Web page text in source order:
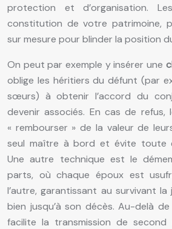
protection et d’organisation.
constitution de votre patrimoine,
sur mesure pour blinder la position
On peut par exemple y insérer une
oblige les héritiers du défunt (par
sœurs) à obtenir l’accord du
devenir associés. En cas de refus,
« rembourser » de la valeur de
seul maître à bord et évite toute
Une autre technique est le
parts, où chaque époux est
l’autre, garantissant au survivant
bien jusqu’à son décès. Au-delà
facilite la transmission de